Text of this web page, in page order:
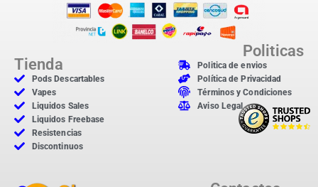
Tienda
Pods Descartables
Vapes
Liquidos Sales
Liquidos Freebase
Resistencias
Discontinuos
Politicas
Politica de envios
Política de Privacidad
Términos y Condiciones
Aviso Legal